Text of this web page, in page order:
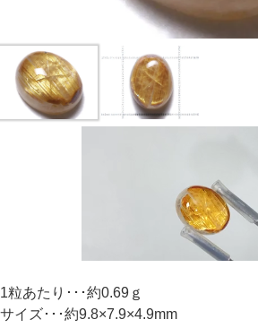
1粒あたり･･･約0.69ｇ
サイズ･･･約9.8×7.9×4.9mm